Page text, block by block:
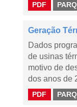
PDF
Geração
Dados
de usinas
motivo de
dos anos de
PDF